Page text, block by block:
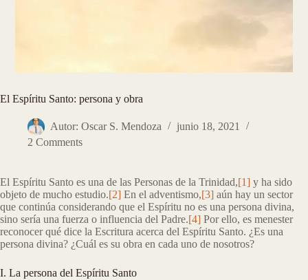
El Espíritu Santo: persona y obra
Autor: Oscar S. Mendoza
junio 18, 2021
2 Comments
El Espíritu Santo es una de las Personas de la Trinidad,[1] y ha sido
objeto de mucho estudio.[2] En el adventismo,[3] aún hay un sector
que continúa considerando que el Espíritu no es una persona divina,
sino sería una fuerza o influencia del Padre.[4] Por ello, es menester
reconocer qué dice la Escritura acerca del Espíritu Santo. ¿Es una
persona divina? ¿Cuál es su obra en cada uno de nosotros?
I. La persona del Espíritu Santo